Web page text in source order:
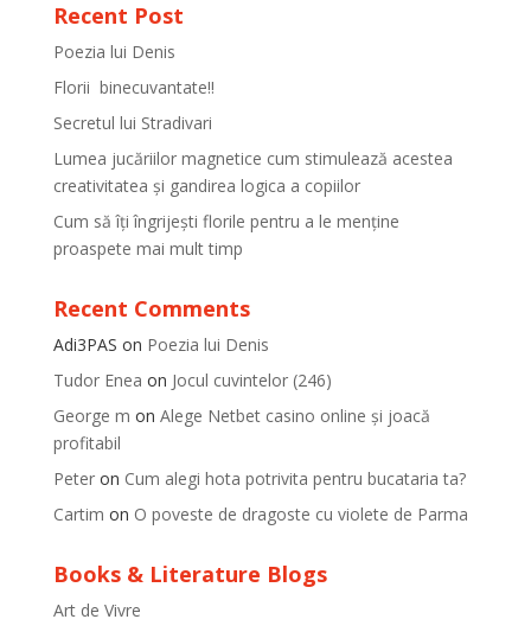
Recent Post
Poezia lui Denis
Florii binecuvantate!!
Secretul lui Stradivari
Lumea jucăriilor magnetice cum stimulează acestea
creativitatea și gandirea logica a copiilor
Cum să îți îngrijești florile pentru a le menține
proaspete mai mult timp
Recent Comments
Adi3PAS on Poezia lui Denis
Tudor Enea on Jocul cuvintelor (246)
George m on Alege Netbet casino online și joacă
profitabil
Peteron Cum alegi hota potrivita pentru bucataria ta?
Cartim on O poveste de dragoste cu violete de Parma
Books & Literature Blogs
Art de Vivre